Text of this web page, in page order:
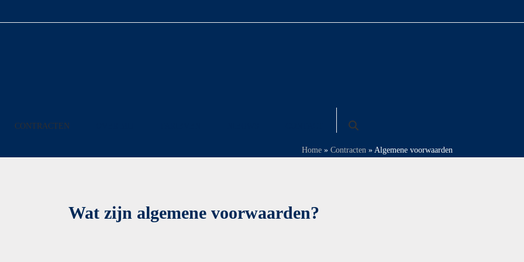
CONTRACTEN
Home » Contracten » Algemene voorwaarden
Wat zijn algemene voorwaarden?